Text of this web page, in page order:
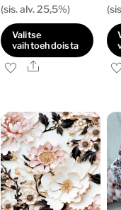
(sis. alv. 25,5%)
Valitse
vaihtoehdoista
Tällä
useampi
muunnelma.
Voit
tehdä
valinnat
Ale